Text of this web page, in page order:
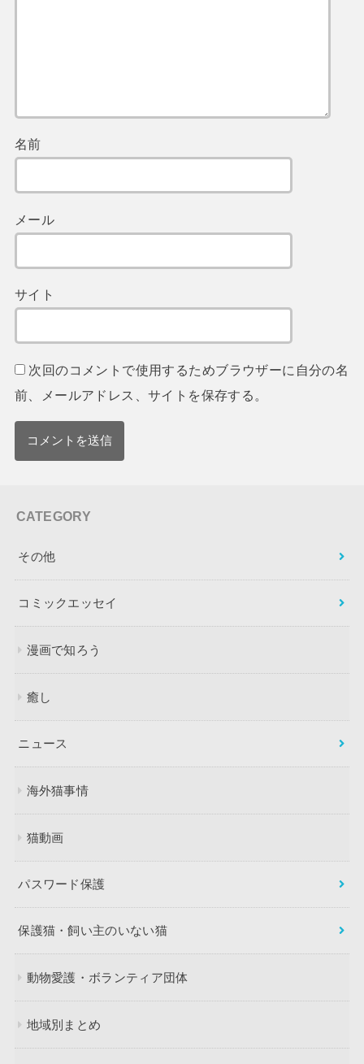
名前
メール
サイト
次回のコメントで使用するためブラウザーに自分の名
前、メールアドレス、サイトを保存する。
CATEGORY
その他
コミックエッセイ
漫画で知ろう
癒し
ニュース
海外猫事情
猫動画
パスワード保護
保護猫・飼い主のいない猫
動物愛護・ボランティア団体
地域別まとめ